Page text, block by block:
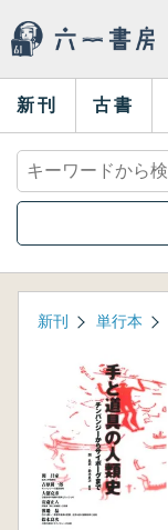
新刊 古書
新刊 単行本